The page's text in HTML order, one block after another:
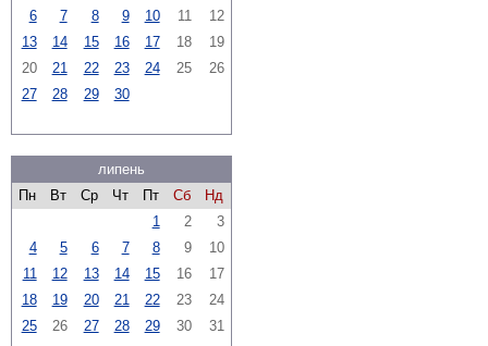
6
7 8 9 10 11
12
13
14 15 16 17 18
19
20
21 22 23 24 25
26
27
28 29 30
липень
Пн
Вт Ср Чт Пт Сб
Нд
1
2
3
4
5 6 7 8 9
10
11
12 13 14 15 16
17
18
19 20 21 22 23
24
25
26 27 28 29 30 31